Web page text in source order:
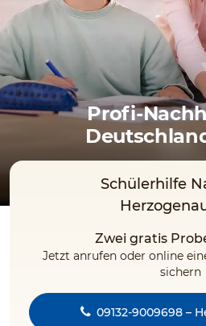
Profi-
Schülerhilfe
Zwei gratis
Jetzt anrufen oder online
sichern
09132-9009698 –